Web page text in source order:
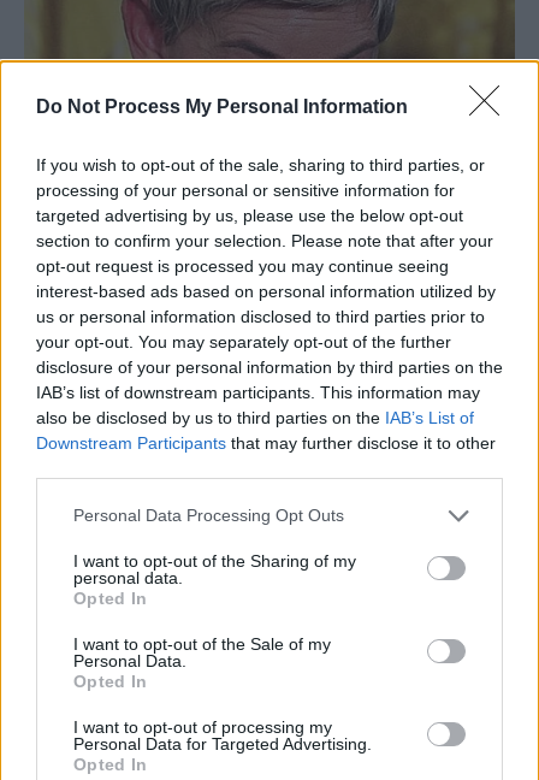
Do Not Process My Personal Information
If you wish to opt-out of the sale, sharing to third parties, or
processing of your personal or sensitive information for
targeted advertising by us, please use the below opt-out
section to confirm your selection. Please note that after your
opt-out request is processed you may continue seeing
interest-based ads based on personal information utilized by
us or personal information disclosed to third parties prior to
your opt-out. You may separately opt-out of the further
disclosure of your personal information by third parties on the
IAB’s list of downstream participants. This information may
also be disclosed by us to third parties on the IAB’s List of
Downstream Participants that may further disclose it to other
Personal Data Processing Opt Outs
I want to opt-out of the Sharing of my
personal data.
Opted In
I want to opt-out of the Sale of my
Personal Data.
Opted In
I want to opt-out of processing my
Personal Data for Targeted Advertising.
Opted In